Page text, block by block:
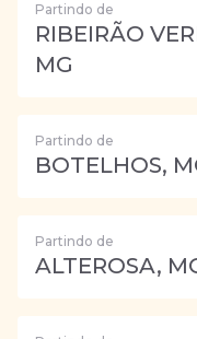
Partindo de
RIBEIRÃO
MG
Partindo de
BOTELHOS,
Partindo de
ALTEROSA,